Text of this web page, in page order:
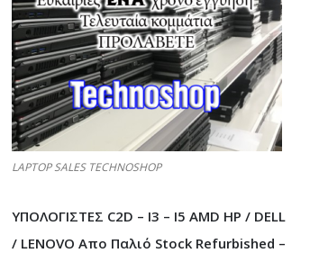
LAPTOP SALES TECHNOSHOP
ΥΠΟΛΟΓΙΣΤΕΣ C2D – I3 – I5 AMD HP / DELL
/ LENOVO Απο Παλιό Stock Refurbished –